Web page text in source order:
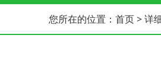
您所在的位置： 首页> 详